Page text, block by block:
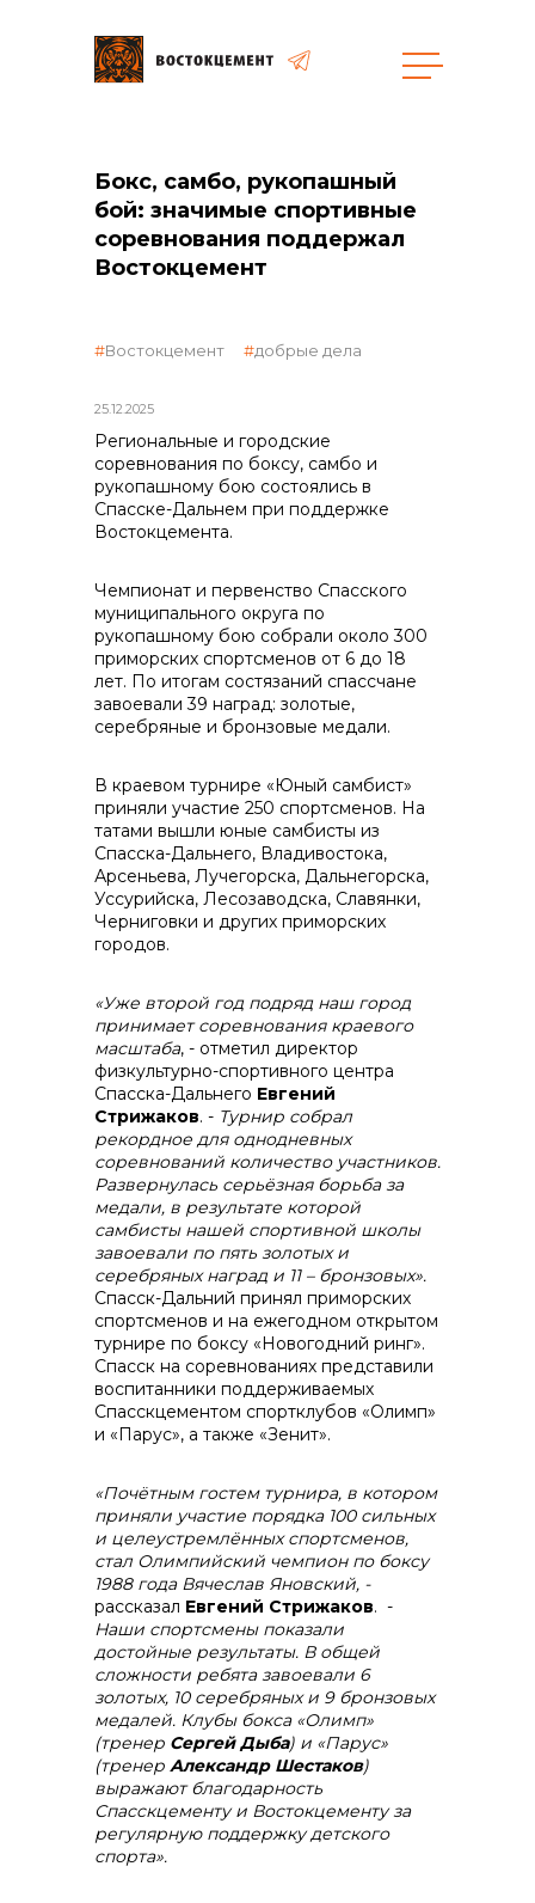
общая информация
объявленные закупки
реализация неликвидов
контакты отдела закупок
Контакты
+7 (423) 234 50 50
info@vostokcement.ru
Бокс, самбо, рукопашный
бой: значимые спортивные
соревнования поддержал
Востокцемент
25.12.2025
Востокцемент добрые дела
Региональные и городские
соревнования по боксу, самбо и
рукопашному бою состоялись в
Спасске-Дальнем при поддержке
Востокцемента.
Чемпионат и первенство Спасского
муниципального округа по
рукопашному бою собрали около 300
приморских спортсменов от 6 до 18
лет. По итогам состязаний спассчане
завоевали 39 наград: золотые,
серебряные и бронзовые медали.
В краевом турнире «Юный самбист»
приняли участие 250 спортсменов. На
татами вышли юные самбисты из
Спасска-Дальнего, Владивостока,
Арсеньева, Лучегорска, Дальнегорска,
Уссурийска, Лесозаводска, Славянки,
Черниговки и других приморских
городов.
«Уже второй год подряд наш город
принимает соревнования краевого
масштаба, - отметил директор
физкультурно-спортивного центра
Спасска-Дальнего Евгений
Стрижаков. - Турнир собрал
рекордное для однодневных
соревнований количество участников.
Развернулась серьёзная борьба за
медали, в результате которой
самбисты нашей спортивной школы
завоевали по пять золотых и
серебряных наград и 11 – бронзовых».
Спасск-Дальний принял приморских
спортсменов и на ежегодном открытом
турнире по боксу «Новогодний ринг».
Спасск на соревнованиях представили
воспитанники поддерживаемых
Спасскцементом спортклубов «Олимп»
и «Парус», а также «Зенит».
«Почётным гостем турнира, в котором
приняли участие порядка 100 сильных
и целеустремлённых спортсменов,
стал Олимпийский чемпион по боксу
1988 года Вячеслав Яновский, -
рассказал Евгений Стрижаков. -
Наши спортсмены показали
достойные результаты. В общей
сложности ребята завоевали 6
золотых, 10 серебряных и 9 бронзовых
медалей. Клубы бокса «Олимп»
(тренер Сергей Дыба) и «Парус»
(тренер Александр Шестаков)
выражают благодарность
Спасскцементу и Востокцементу за
регулярную поддержку детского
спорта».